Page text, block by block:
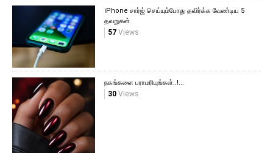
iPhone சார்ஜ் செய்யும்போது தவிர்க்க வேண்டிய 5
தவறுகள்
57Views
நகங்களை பராமரியுங்கள்..!...
30Views